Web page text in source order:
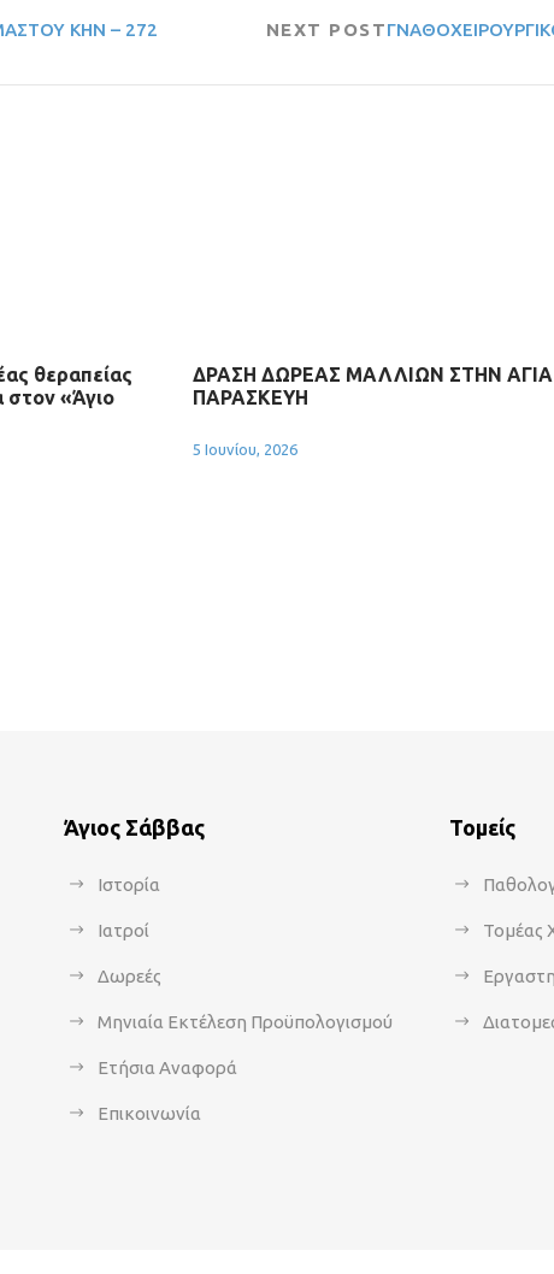
ΚΗΝ – 272 NEXT POST
θεραπείας
στον «Άγιο
ΔΡΑΣΗ ΔΩΡΕΑΣ ΜΑΛΛΙΩΝ ΣΤΗΝ ΑΓΙΑ
ΠΑΡΑΣΚΕΥΗ
5 Ιουνίου, 2026
Άγιος Σάββας
Ιστορία
Ιατροί
Δωρεές
Μηνιαία Εκτέλεση Προϋπολογισμού
Ετήσια Αναφορά
Επικοινωνία
Τομείς
Τομέας